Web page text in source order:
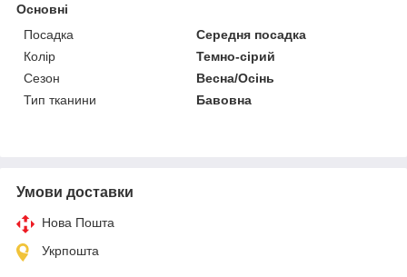
Основні
Посадка
Середня посадка
Колір
Темно-сірий
Сезон
Весна/Осінь
Тип тканини
Бавовна
Умови доставки
Нова Пошта
Укрпошта